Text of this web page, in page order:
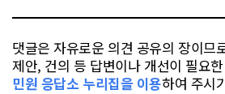
댓글은 자유로운 의견 공유의 장이므
제안, 건의 등 답변이나 개선이 필요
민원 응답소 누리집을 이용하여 주시